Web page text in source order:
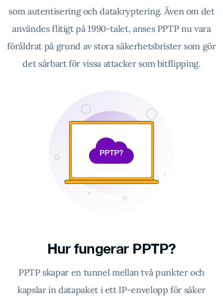
som autentisering och datakryptering. Även om det
användes flitigt på 1990-talet, anses PPTP nu vara
föråldrat på grund av stora säkerhetsbrister som gör
det sårbart för vissa attacker som bitflipping.
Hur fungerar PPTP?
PPTP skapar en tunnel mellan två punkter och
kapslar in datapaket i ett IP-envelopp för säker